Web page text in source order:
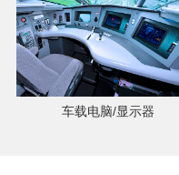
车载电脑/显示器